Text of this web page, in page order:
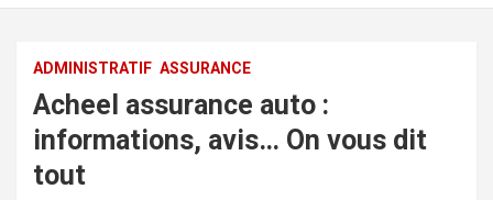
ADMINISTRATIF ASSURANCE
Acheel assurance auto :
informations, avis… On vous dit
tout